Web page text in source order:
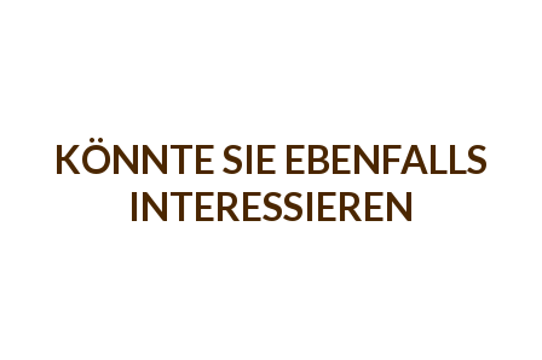
KÖNNTE SIE EBENFALLS
INTERESSIEREN